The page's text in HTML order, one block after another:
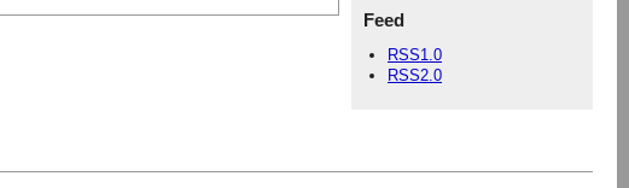
Feed
RSS1.0
RSS2.0